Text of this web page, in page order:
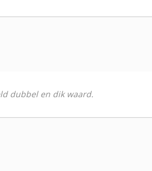
dubbel en dik waard.